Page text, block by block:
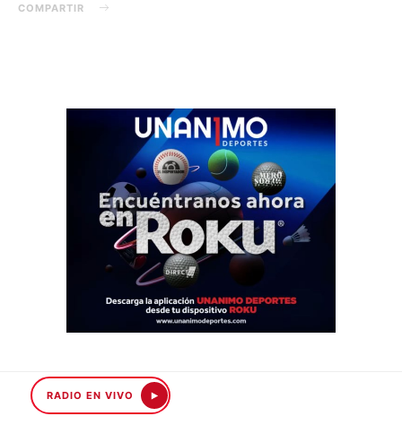
RADIO EN VIVO
COMPARTIR